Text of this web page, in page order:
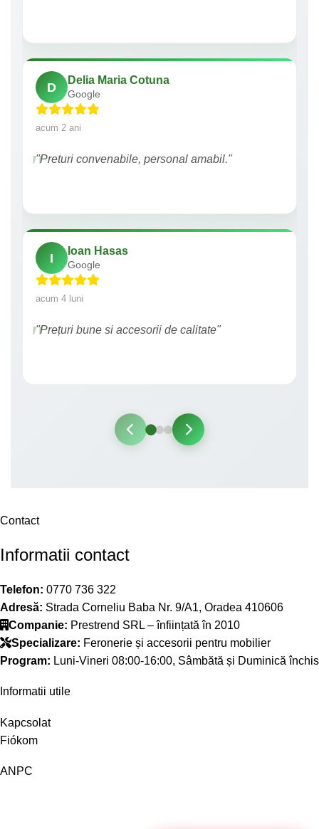
D
Delia Maria Cotuna
Google
acum 2 ani
"Preturi convenabile, personal amabil."
I
Ioan Hasas
Google
acum 4 luni
"Prețuri bune si accesorii de calitate"
Contact
Informatii contact
Telefon: 0770 736 322
Adresă: Strada Corneliu Baba Nr. 9/A1, Oradea 410606
Companie: Prestrend SRL – înființată în 2010
Specializare: Feronerie și accesorii pentru mobilier
Program: Luni-Vineri 08:00-16:00, Sâmbătă și Duminică închis
Informatii utile
Kapcsolat
Fiókom
ANPC